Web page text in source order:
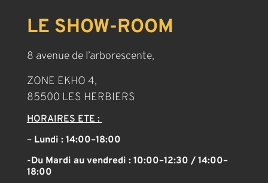
LE SHOW-ROOM
8 avenue de l’arborescente,
ZONE EKHO 4,
85500 LES HERBIERS
HORAIRES ETE :
–Lundi : 14:00–18:00
-Du Mardi au vendredi : 10:00–12:30 / 14:00–
18:00